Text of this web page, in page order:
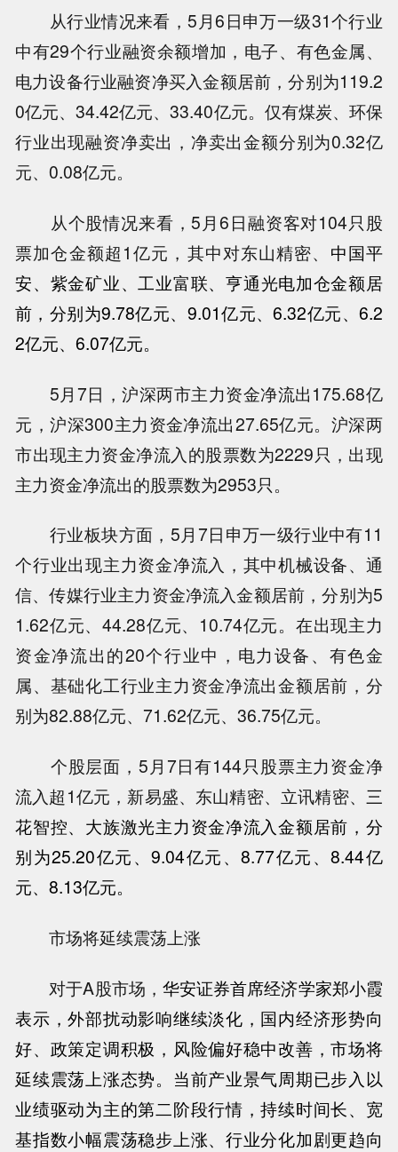
从行业情况来看，5月6日申万一级31个行业
中有29个行业融资余额增加，电子、有色金属、
电力设备行业融资净买入金额居前，分别为119.2
0亿元、34.42亿元、33.40亿元。仅有煤炭、环保
行业出现融资净卖出，净卖出金额分别为0.32亿
元、0.08亿元。
从个股情况来看，5月6日融资客对104只股
票加仓金额超1亿元，其中对东山精密、 中国平
安、 紫金矿业、工业富联、亨通光电加仓金额居
前，分别为9.78亿元、9.01亿元、6.32亿元、6.2
2亿元、6.07亿元。
5月7日，沪深两市主力资金净流出175.68亿
元，沪深300主力资金净流出27.65亿元。沪深两
市出现主力资金净流入的股票数为2229只，出现
主力资金净流出的股票数为2953只。
行业板块方面，5月7日申万一级行业中有11
个行业出现主力资金净流入，其中机械设备、通
信、传媒行业主力资金净流入金额居前，分别为5
1.62亿元、44.28亿元、10.74亿元。在出现主力
资金净流出的20个行业中，电力设备、有色金
属、基础化工行业主力资金净流出金额居前，分
别为82.88亿元、71.62亿元、36.75亿元。
个股层面，5月7日有144只股票主力资金净
流入超1亿元，新易盛、东山精密、立讯精密、 三
花智控、大族激光主力资金净流入金额居前，分
别为25.20亿元、9.04亿元、8.77亿元、8.44亿
元、8.13亿元。
市场将延续震荡上涨
对于A股市场， 华安证券首席经济学家郑小霞
表示，外部扰动影响继续淡化，国内经济形势向
好、政策定调积极，风险偏好稳中改善，市场将
延续震荡上涨态势。当前产业景气周期已步入以
业绩驱动为主的第二阶段行情，持续时间长、宽
基指数小幅震荡稳步上涨、行业分化加剧更趋向